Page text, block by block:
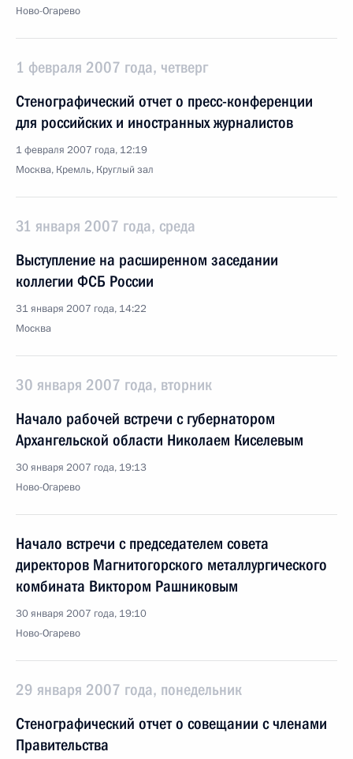
Ново-Огарево
1 февраля 2007 года, четверг
Стенографический отчет о пресс-конференции
для российских и иностранных журналистов
1 февраля 2007 года, 12:19
Москва, Кремль, Круглый зал
31 января 2007 года, среда
Выступление на расширенном заседании
коллегии ФСБ России
31 января 2007 года, 14:22
Москва
30 января 2007 года, вторник
Начало рабочей встречи с губернатором
Архангельской области Николаем Киселевым
30 января 2007 года, 19:13
Ново-Огарево
Начало встречи с председателем совета
директоров Магнитогорского металлургического
комбината Виктором Рашниковым
30 января 2007 года, 19:10
Ново-Огарево
29 января 2007 года, понедельник
Стенографический отчет о совещании с членами
Правительства